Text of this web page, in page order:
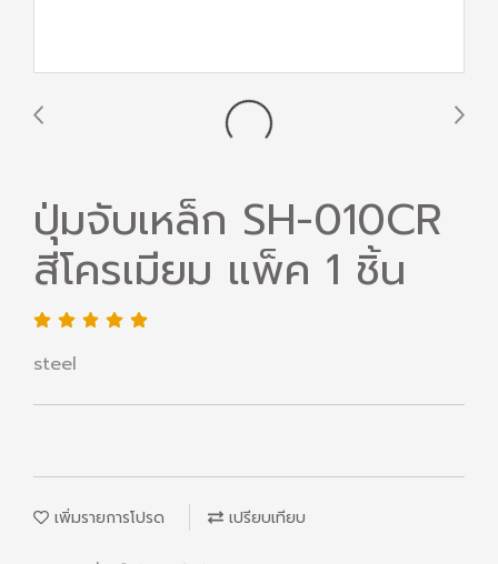
ปุ่มจับเหล็ก SH-010CR
สีโครเมียม แพ็ค 1 ชิ้น
steel
เพิ่มรายการโปรด เปรียบเทียบ